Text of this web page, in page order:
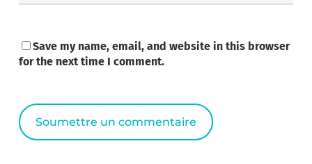
Save my name, email, and website in this browser
for the next time I comment.